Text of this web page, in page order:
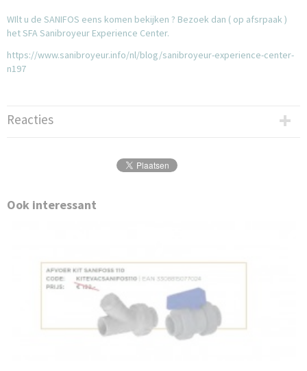
WIlt u de SANIFOS eens komen bekijken ? Bezoek dan ( op afsrpaak )
het SFA Sanibroyeur Experience Center.
https://www.sanibroyeur.info/nl/blog/sanibroyeur-experience-center-
n197
Reacties
Ook interessant